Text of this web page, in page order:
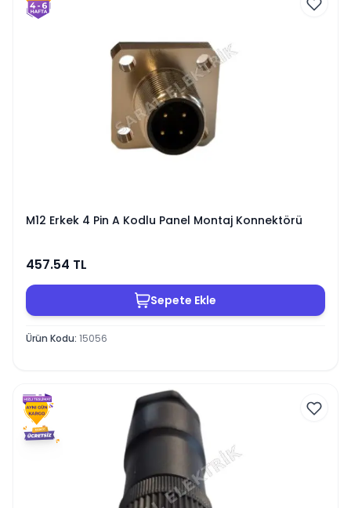
M12 Erkek 4 Pin A Kodlu Panel Montaj Konnektörü
457.54 TL
Sepete Ekle
Ürün Kodu: 15056